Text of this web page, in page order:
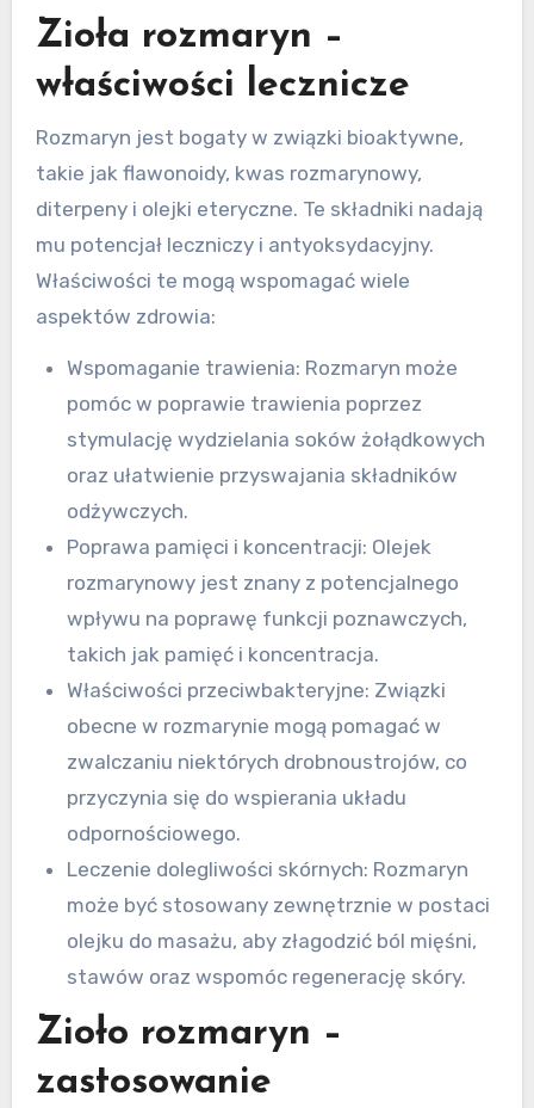
Zioła rozmaryn –
właściwości lecznicze
Rozmaryn jest bogaty w związki bioaktywne,
takie jak flawonoidy, kwas rozmarynowy,
diterpeny i olejki eteryczne. Te składniki nadają
mu potencjał leczniczy i antyoksydacyjny.
Właściwości te mogą wspomagać wiele
aspektów zdrowia:
Wspomaganie trawienia: Rozmaryn może
pomóc w poprawie trawienia poprzez
stymulację wydzielania soków żołądkowych
oraz ułatwienie przyswajania składników
odżywczych.
Poprawa pamięci i koncentracji: Olejek
rozmarynowy jest znany z potencjalnego
wpływu na poprawę funkcji poznawczych,
takich jak pamięć i koncentracja.
Właściwości przeciwbakteryjne: Związki
obecne w rozmarynie mogą pomagać w
zwalczaniu niektórych drobnoustrojów, co
przyczynia się do wspierania układu
odpornościowego.
Leczenie dolegliwości skórnych: Rozmaryn
może być stosowany zewnętrznie w postaci
olejku do masażu, aby złagodzić ból mięśni,
stawów oraz wspomóc regenerację skóry.
Zioło rozmaryn –
zastosowanie